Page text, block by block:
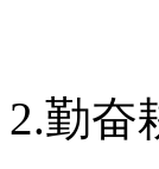
2.勤奋